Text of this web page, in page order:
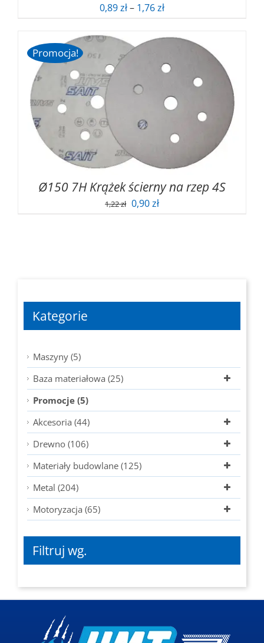
0,89zł– 1,76złZakres
od
do
Promocja!
Ø150 7H Krążek ścierny na rzep 4S
1,22zł Pierwotna
0,90złAktualna
Kategorie
Maszyny (5)
Baza materiałowa (25)
Promocje (5)
Akcesoria (44)
Drewno (106)
Materiały budowlane (125)
Metal (204)
Motoryzacja (65)
Filtruj wg.